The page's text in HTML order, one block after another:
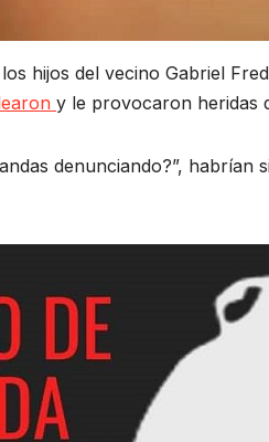
hijos del vecino Gabriel
y le provocaron heridas
denunciando?”, habrían